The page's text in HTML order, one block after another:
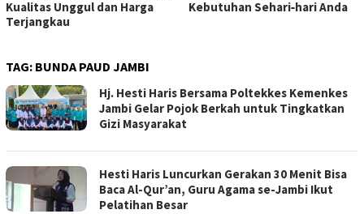
Kualitas Unggul dan Harga
Terjangkau
Kebutuhan Sehari‑hari Anda
TAG: BUNDA PAUD JAMBI
Hj. Hesti Haris Bersama Poltekkes Kemenkes
Jambi Gelar Pojok Berkah untuk Tingkatkan
Gizi Masyarakat
Hesti Haris Luncurkan Gerakan 30 Menit Bisa
Baca Al-Qur’an, Guru Agama se-Jambi Ikut
Pelatihan Besar